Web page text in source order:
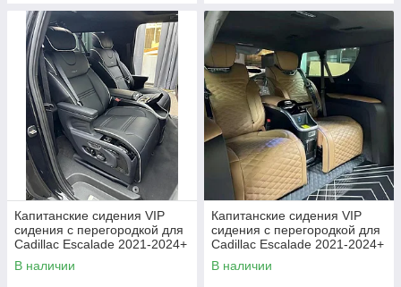
Капитанские сидения VIP
сидения c перегородкой для
Cadillac Escalade 2021-2024+
В наличии
Капитанские сидения VIP
сидения c перегородкой для
Cadillac Escalade 2021-2024+
В наличии